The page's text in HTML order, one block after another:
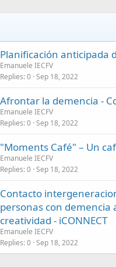
Planificación anticipada
Emanuele IECFV
Replies 0 Sep 18, 2022
Afrontar la demencia -
Emanuele IECFV
Replies 0 Sep 18, 2022
"Moments Café" – Un
Emanuele IECFV
Replies 0 Sep 18, 2022
Contacto
personas con demencia
creatividad - iCONNECT
Emanuele IECFV
Replies 0 Sep 18, 2022